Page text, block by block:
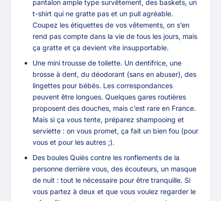
pantalon ample type survêtement, des baskets, un
t-shirt qui ne gratte pas et un pull agréable.
Coupez les étiquettes de vos vêtements, on s’en
rend pas compte dans la vie de tous les jours, mais
ça gratte et ça devient vite insupportable.
Une mini trousse de toilette. Un dentifrice, une
brosse à dent, du déodorant (sans en abuser), des
lingettes pour bébés. Les correspondances
peuvent être longues. Quelques gares routières
proposent des douches, mais c’est rare en France.
Mais si ça vous tente, préparez shampooing et
serviette : on vous promet, ça fait un bien fou (pour
vous et pour les autres ;).
Des boules Quiès contre les ronflements de la
personne derrière vous, des écouteurs, un masque
de nuit : tout le nécessaire pour être tranquille. Si
vous partez à deux et que vous voulez regarder le